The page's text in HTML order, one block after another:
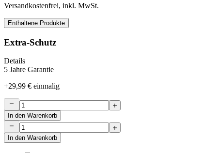
Versandkostenfrei, inkl. MwSt.
Enthaltene Produkte
Extra-Schutz
Details
5 Jahre Garantie
+29,99 € einmalig
In den Warenkorb
In den Warenkorb